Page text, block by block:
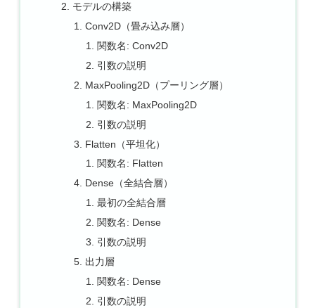
モデルの構築
Conv2D（畳み込み層）
関数名: Conv2D
引数の説明
MaxPooling2D（プーリング層）
関数名: MaxPooling2D
引数の説明
Flatten（平坦化）
関数名: Flatten
Dense（全結合層）
最初の全結合層
関数名: Dense
引数の説明
出力層
関数名: Dense
引数の説明